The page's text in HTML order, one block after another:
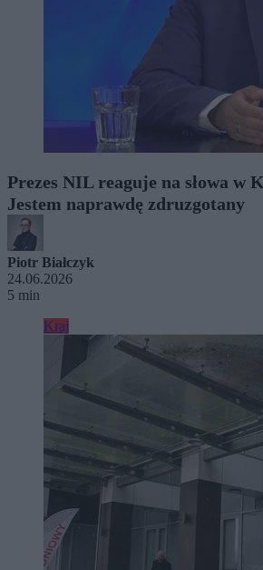
Prezes NIL reaguje na słowa w
Jestem naprawdę zdruzgotany
Piotr Białczyk
24.06.2026
5 min
Kraj